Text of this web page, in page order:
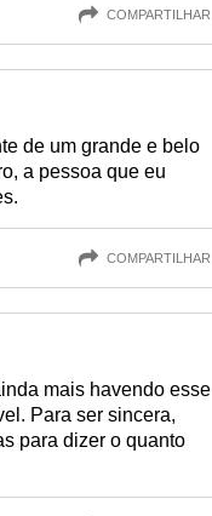
COMPARTILHAR
de um grande e belo
a pessoa que eu
COMPARTILHAR
mais havendo esse
Para ser sincera,
para dizer o quanto